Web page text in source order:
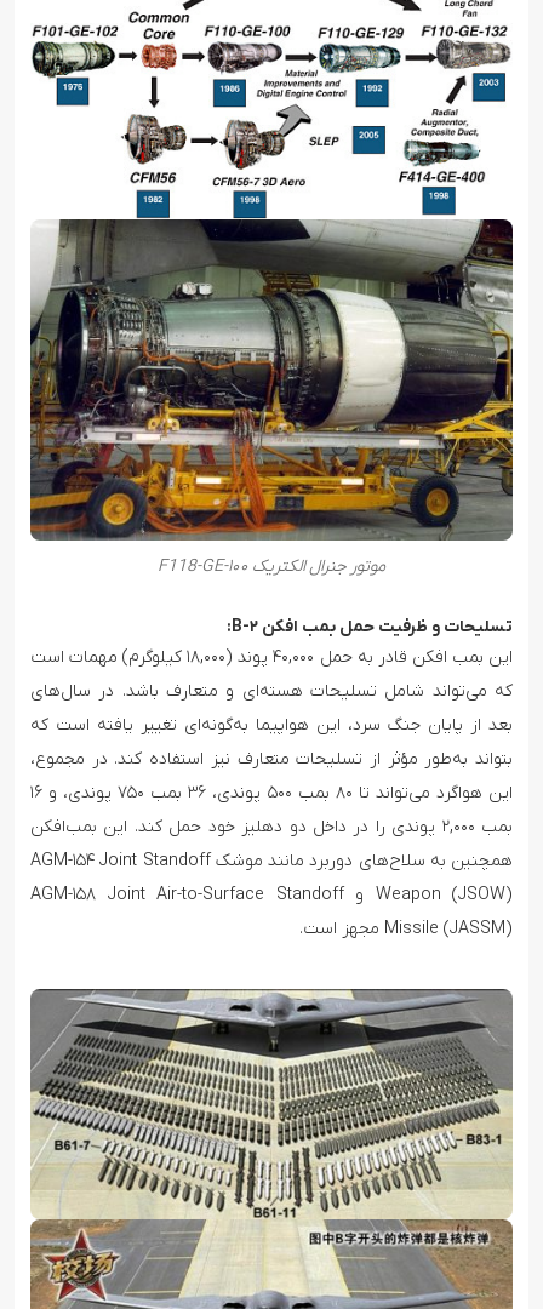
موتور جنرال الکتریک F118-GE-۱۰۰
تسلیحات و ظرفیت حمل بمب افکن B-۲:
این بمب افکن قادر به حمل ۴۰,۰۰۰ پوند (۱۸,۰۰۰ کیلوگرم) مهمات است
که می‌تواند شامل تسلیحات هسته‌ای و متعارف باشد. در سال‌های
بعد از پایان جنگ سرد، این هواپیما به‌گونه‌ای تغییر یافته است که
بتواند به‌طور مؤثر از تسلیحات متعارف نیز استفاده کند. در مجموع،
این هواگرد می‌تواند تا ۸۰ بمب ۵۰۰ پوندی، ۳۶ بمب ۷۵۰ پوندی، و ۱۶
بمب ۲,۰۰۰ پوندی را در داخل دو دهلیز خود حمل کند. این بمب‌افکن
همچنین به سلاح‌های دوربرد مانند موشک AGM-۱۵۴ Joint Standoff
Weapon (JSOW) و AGM-۱۵۸ Joint Air-to-Surface Standoff
Missile (JASSM) مجهز است.